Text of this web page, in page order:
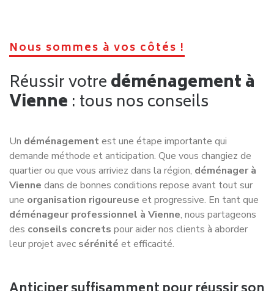
Nous sommes à vos côtés !
Réussir votredéménagement à
Vienne : tous nos conseils
Un déménagementest une étape importante qui
demande méthode et anticipation. Que vous changiez de
quartier ou que vous arriviez dans la région, déménager à
Vienne dans de bonnes conditions repose avant tout sur
une organisation rigoureuse et progressive. En tant que
déménageur professionnel à Vienne, nous partageons
des conseils concrets pour aider nos clients à aborder
leur projet avec sérénité et efficacité.